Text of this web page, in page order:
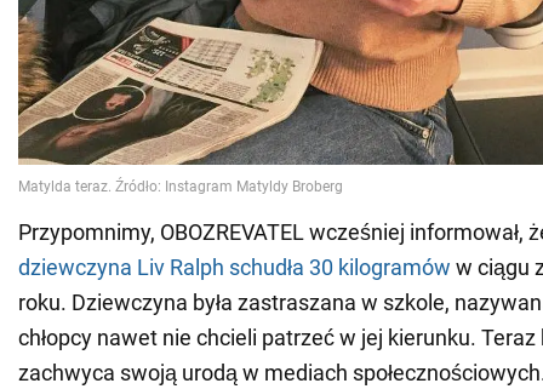
Przypomnimy, OBOZREVATEL wcześniej informował,
dziewczyna Liv Ralph schudła 30 kilogramów w ciągu
roku. Dziewczyna była zastraszana w szkole,
chłopcy nawet nie chcieli patrzeć w jej kierunku.
zachwyca swoją urodą w mediach